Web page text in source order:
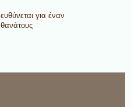
για έναν